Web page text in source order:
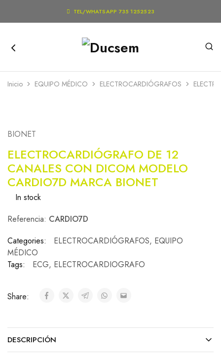
 TEL/WHATSAPP 735 1252523
Inicio EQUIPO MÉDICO ELECTROCARDIÓGRAFOS
BIONET
ELECTROCARDIÓGRAFO DE 12
CANALES CON DICOM MODELO
CARDIO7D MARCA BIONET
In stock
Referencia: CARDIO7D
Categories:
ELECTROCARDIÓGRAFOS, EQUIPO
MÉDICO
Tags:
ECG, ELECTROCARDIOGRAFO
Share:
DESCRIPCIÓN